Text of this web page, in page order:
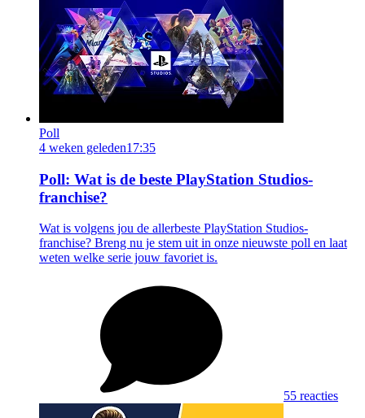
Poll
4 weken geleden17:35
Poll: Wat is de beste PlayStation Studios-
franchise?
Wat is volgens jou de allerbeste PlayStation Studios-
franchise? Breng nu je stem uit in onze nieuwste poll en laat
weten welke serie jouw favoriet is.
55 reacties